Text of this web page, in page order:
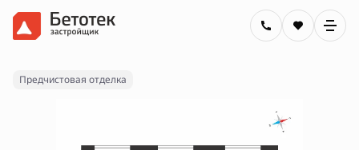
2-комнатная52.25 м 8 990 000 руб.
Ипотекаот 32 286 руб.
Предчистовая отделка